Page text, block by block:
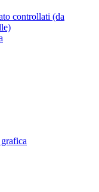
controllati (da